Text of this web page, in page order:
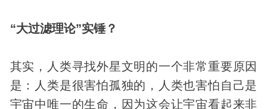
“大过滤理论”实锤？
其实，人类寻找外星文明的一个非常重要原因
是：人类是很害怕孤独的，人类也害怕自己是
宇宙中唯一的生命，因为这会让宇宙看起来非